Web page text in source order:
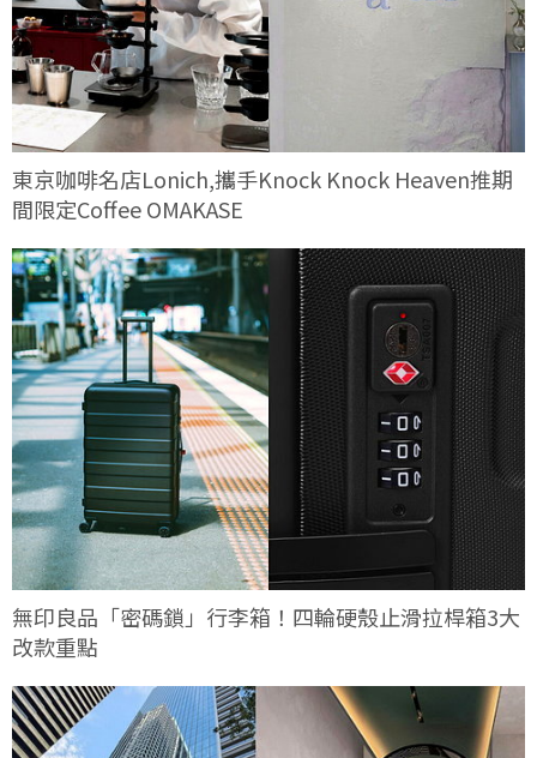
東京咖啡名店Lonich,攜手Knock Knock Heaven推期
間限定Coffee OMAKASE
無印良品「密碼鎖」行李箱！四輪硬殼止滑拉桿箱3大
改款重點